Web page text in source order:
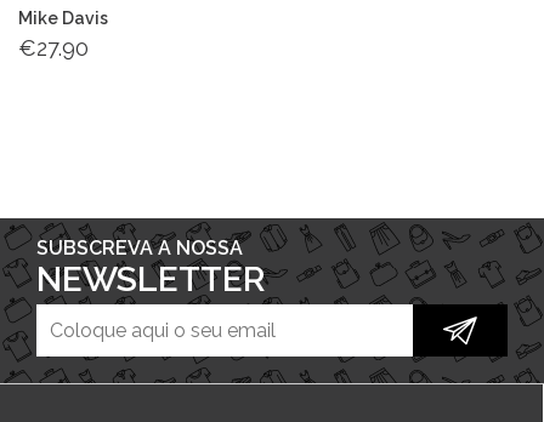
Mike Davis
€27.90
SUBSCREVA A NOSSA
NEWSLETTER